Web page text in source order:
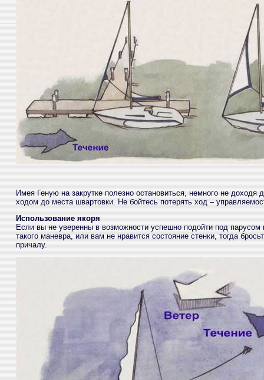
Имея Геную на закрутке полезно остановиться, немного не
ходом до места швартовки. Не бойтесь потерять ход –
Использование якоря
Если вы не уверенны в возможности успешно подойти под
такого маневра, или вам не нравится состояние стенки, тогда
причалу.